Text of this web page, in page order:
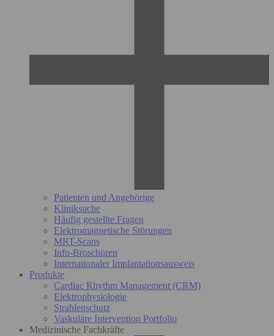
Patienten und Angehörige
Kliniksuche
Häufig gestellte Fragen
Elektromagnetische Störungen
MRT-Scans
Info-Broschüren
Internationaler Implantationsausweis
Produkte
Cardiac Rhythm Management (CRM)
Elektrophysiologie
Strahlenschutz
Vaskuläre Intervention Portfolio
Medizinische Fachkräfte